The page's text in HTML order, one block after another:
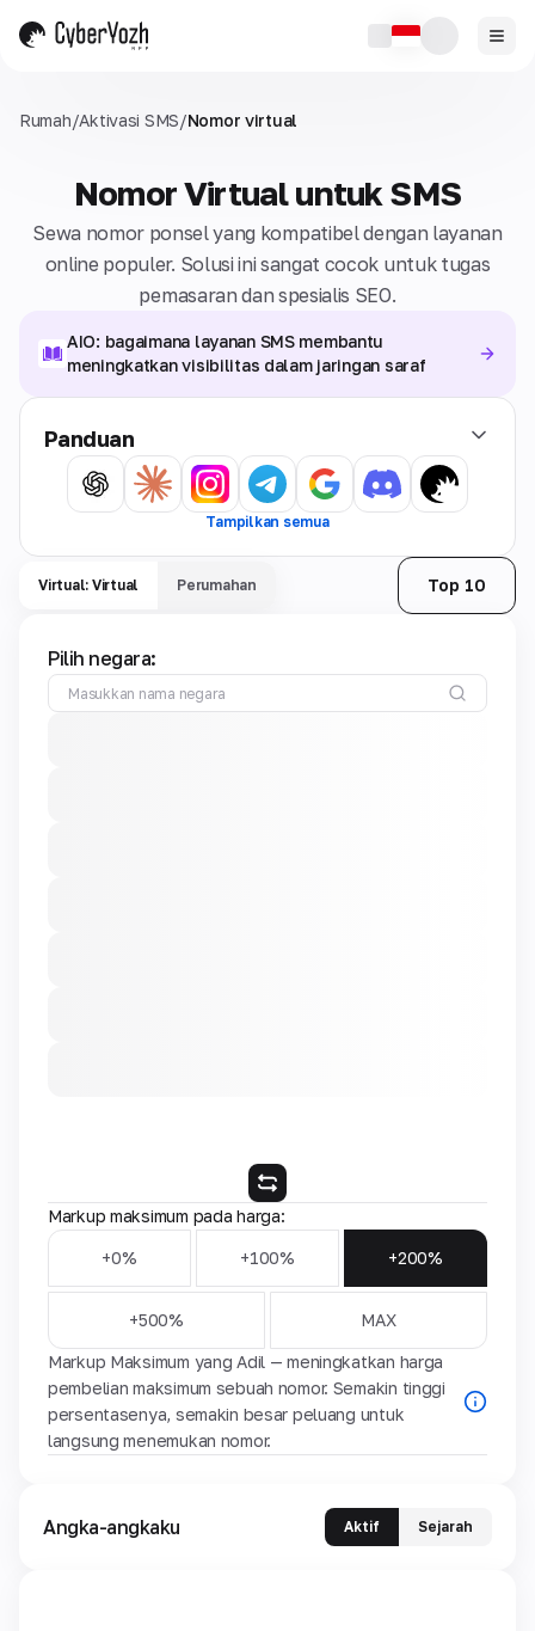
Rumah/Aktivasi SMS/Nomor virtual
Nomor Virtual untuk SMS
Sewa nomor ponsel yang kompatibel dengan layanan
online populer. Solusi ini sangat cocok untuk tugas
pemasaran dan spesialis SEO.
AIO: bagaimana layanan SMS membantu
meningkatkan visibilitas dalam jaringan saraf
Panduan
Tampilkan semua
Virtual: Virtual Perumahan Top 10
Pilih negara:
Markup maksimum pada harga:
+0% +100% +200%
+500% MAX
Markup Maksimum yang Adil — meningkatkan harga
pembelian maksimum sebuah nomor. Semakin tinggi
persentasenya, semakin besar peluang untuk
langsung menemukan nomor.
Angka-angkaku Aktif Sejarah